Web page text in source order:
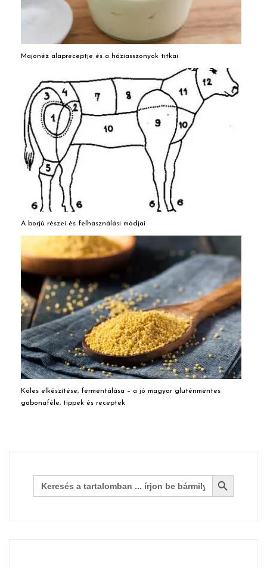
Majonéz alapreceptje és a háziasszonyok titkai
A borjú részei és felhasználási módjai
Köles elkészítése, fermentálása – a jó magyar gluténmentes
gabonaféle, tippek és receptek
Search
for:
Search Button